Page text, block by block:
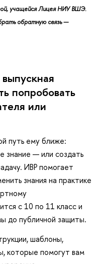
учащейся Лицея НИУ ВШЭ.
обратную связь —
попробовать
или
путь ему ближе:
знание — или создать
ИВР помогает
знания на практике
с 10 по 11 класс и
до публичной защиты.
шаблоны,
которые помогут вам